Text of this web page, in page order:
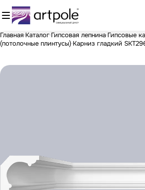
Главная Каталог Гипсовая лепнина Гипсовые
(потолочные плинтусы) Карниз гладкий